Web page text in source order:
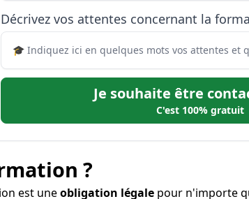
Décrivez vos attentes concernant la
Je souhaite être
C'est 100% gratuit
?
est uneobligation légale pour n'importe